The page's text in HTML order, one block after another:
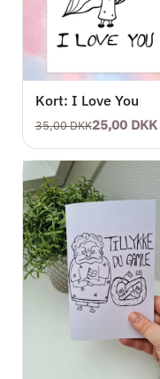
Kort: I Love You
35,00 DKK25,00 DKK